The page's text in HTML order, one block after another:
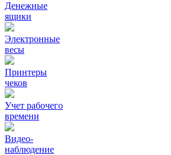
Денежные
ящики
Электронные
весы
Принтеры
чеков
Учет рабочего
времени
Видео‑
наблюдение